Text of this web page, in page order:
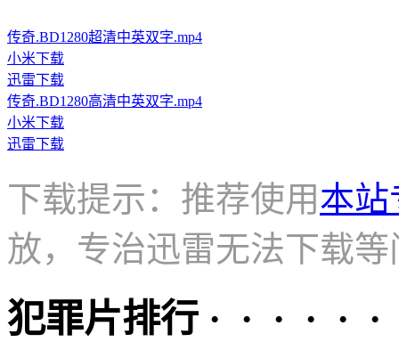
传奇.BD1280超清中英双字.mp4
小米下载
迅雷下载
传奇.BD1280高清中英双字.mp4
小米下载
迅雷下载
下载提示：推荐使用本站
放，专治迅雷无法下载等
犯罪片排行 · · · · · ·